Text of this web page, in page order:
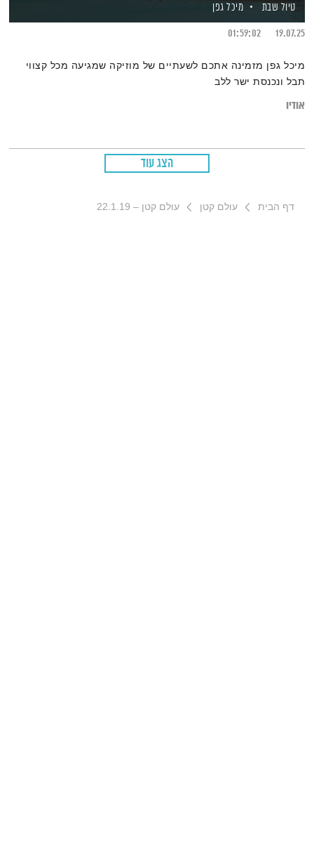
טיול שבת
מיכל גפן
19.07.25
01:59:02
מיכל גפן מזמינה אתכם לשעתיים של מוזיקה שמגיעה מכל קצווי
תבל ונכנסת ישר ללב
אודיו
הצג עוד
דף הבית עולם קטן עולם קטן – 22.1.19